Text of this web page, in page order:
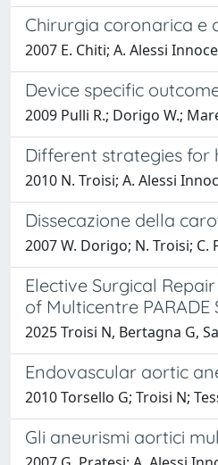
Chirurgia coronarica e
2007 E. Chiti; A. Alessi
Device specific
2009 Pulli R.; Dorigo W.;
Different strategies
2010 N. Troisi; A. Alessi
Dissecazione della
2007 W. Dorigo; N. Troisi; C.
Elective Surgical
of Multicentre PARADE
2025 Troisi N, Bertagna G,
Endovascular aortic
2010 Torsello G; Troisi N;
Gli aneurismi aortici